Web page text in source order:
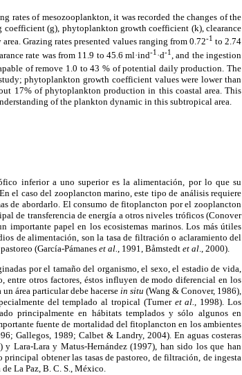
rates of mesozooplankton, it was recorded the changes of the
(g), phytoplankton growth coefficient (k), clearance
Grazing rates presented values ranging from 0.72-1 to 2.74
rate was from 11.9 to 45.6 ml·ind-1 ·d-1
, and the ingestion
of remove 1.0 to 43 % of potential daily production. The
phytoplankton growth coefficient values were lower than
17% of phytoplankton production in this coastal area. This
of the plankton dynamic in this subtropical area.
inferior a uno superior es la alimentación, por lo que su
el caso del zooplancton marino, este tipo de análisis requiere
de abordarlo. El consumo de fitoplancton por el zooplancton
de transferencia de energía a otros niveles tróficos (Conover
papel en los ecosistemas marinos. Los más útiles
de alimentación, son la tasa de filtración o aclaramiento del
(García-Pámanes et al. , 1991, Båmstedt et al ., 2000).
por el tamaño del organismo, el sexo, el estadio de vida,
otros factores, éstos influyen de modo diferencial en los
área particular debe hacerse in situ (Wang & Conover, 1986),
del templado al tropical (Turner et al., 1998). Los
principalmente en hábitats templados y sólo algunos en
fuente de mortalidad del fitoplancton en los ambientes
Gallegos, 1989; Calbet & Landry, 2004). En aguas costeras
y Lara-Lara y Matus-Hernández (1997), han sido los que han
obtener las tasas de pastoreo, de filtración, de ingesta
La Paz, B. C. S., México.